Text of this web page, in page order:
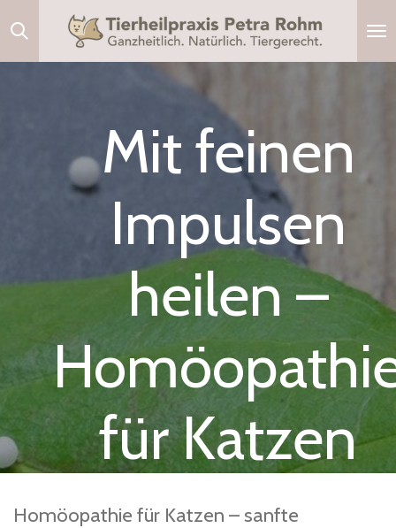
Zum
Hauptinhalt
Mit feinen
Impulsen
heilen –
für Katzen
Homöopathie für Katzen – sanfte